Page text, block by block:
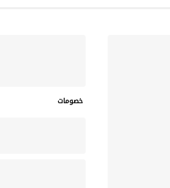
خصومات